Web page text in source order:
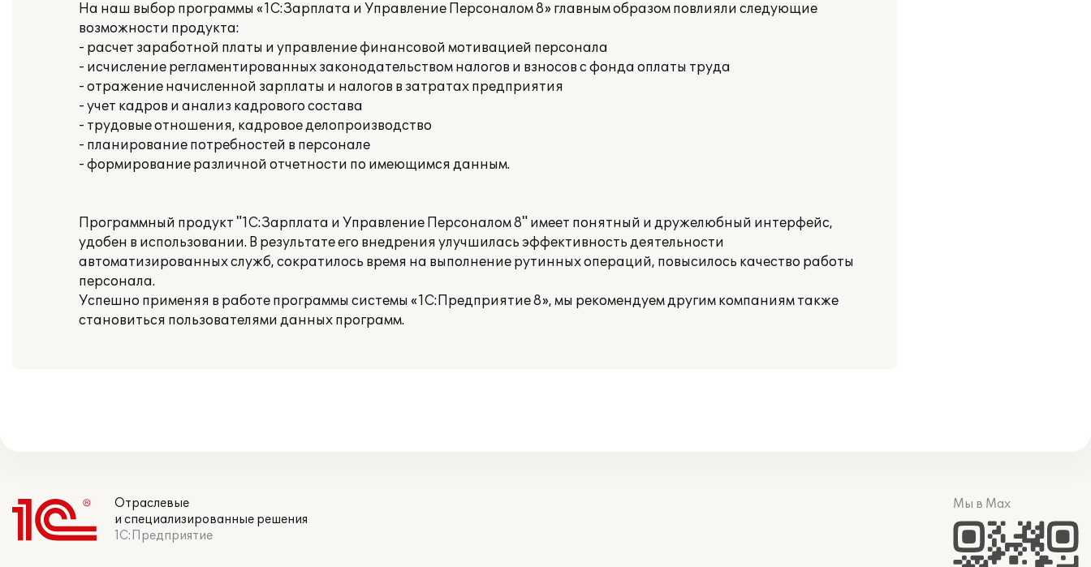
На наш выбор программы «1С:Зарплата и Управление Персоналом 8» главным образом повлияли следующие
возможности продукта:
- расчет заработной платы и управление финансовой мотивацией персонала
- исчисление регламентированных законодательством налогов и взносов с фонда оплаты труда
- отражение начисленной зарплаты и налогов в затратах предприятия
- учет кадров и анализ кадрового состава
- трудовые отношения, кадровое делопроизводство
- планирование потребностей в персонале
- формирование различной отчетности по имеющимся данным.
Программный продукт "1С:Зарплата и Управление Персоналом 8" имеет понятный и дружелюбный интерфейс,
удобен в использовании. В результате его внедрения улучшилась эффективность деятельности
автоматизированных служб, сократилось время на выполнение рутинных операций, повысилось качество работы
персонала.
Успешно применяя в работе программы системы «1С:Предприятие 8», мы рекомендуем другим компаниям также
становиться пользователями данных программ.
Отраслевые
и специализированные решения
1С:Предприятие
Мы в Max